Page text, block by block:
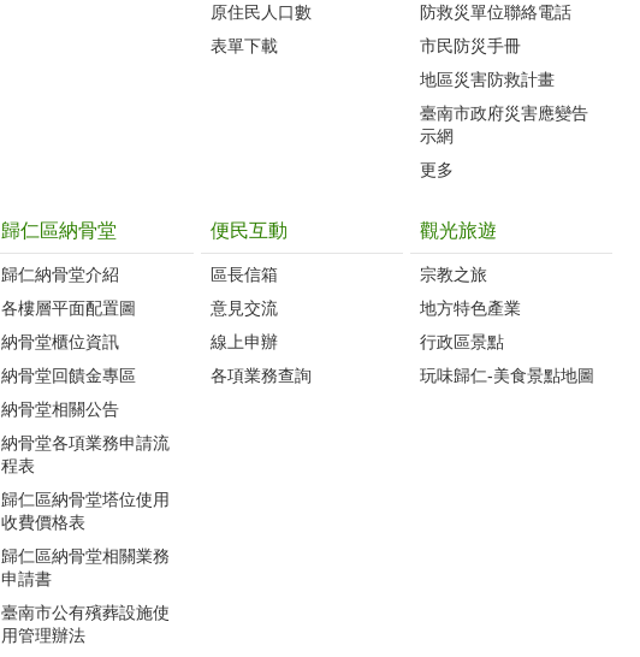
原住民人口數
表單下載
防救災單位聯絡電話
市民防災手冊
地區災害防救計畫
臺南市政府災害應變告
示網
更多
歸仁區納骨堂
歸仁納骨堂介紹
各樓層平面配置圖
納骨堂櫃位資訊
納骨堂回饋金專區
納骨堂相關公告
納骨堂各項業務申請流
程表
歸仁區納骨堂塔位使用
收費價格表
歸仁區納骨堂相關業務
申請書
臺南市公有殯葬設施使
用管理辦法
便民互動
區長信箱
意見交流
線上申辦
各項業務查詢
觀光旅遊
宗教之旅
地方特色產業
行政區景點
玩味歸仁-美食景點地圖